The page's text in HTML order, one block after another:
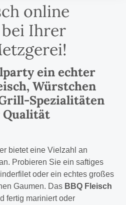
online
Ihrer
ein echter
Würstchen
Spezialitäten
bietet eine Vielzahl an
Probieren Sie ein saftiges
oder ein echtes großes
Gaumen. Das BBQ Fleisch
fertig mariniert oder